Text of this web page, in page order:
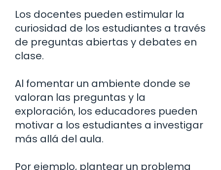
Los docentes pueden estimular la
curiosidad de los estudiantes a través
de preguntas abiertas y debates en
clase.
Al fomentar un ambiente donde se
valoran las preguntas y la
exploración, los educadores pueden
motivar a los estudiantes a investigar
más allá del aula.
Por ejemplo, plantear un problema